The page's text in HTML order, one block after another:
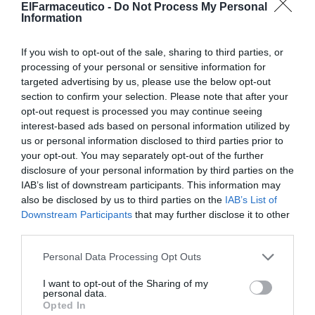
ElFarmaceutico - Do Not Process My Personal
Information
If you wish to opt-out of the sale, sharing to third parties, or
processing of your personal or sensitive information for
targeted advertising by us, please use the below opt-out
section to confirm your selection. Please note that after your
opt-out request is processed you may continue seeing
interest-based ads based on personal information utilized by
us or personal information disclosed to third parties prior to
your opt-out. You may separately opt-out of the further
disclosure of your personal information by third parties on the
IAB’s list of downstream participants. This information may
also be disclosed by us to third parties on the IAB’s List of
Downstream Participants that may further disclose it to other
Personal Data Processing Opt Outs
I want to opt-out of the Sharing of my
personal data.
Opted In
mismo desde Granada, Sevilla, Vitoria, Valencia y la
Complutense, no tiene tanta solera, ni está tan cerca
en la década de los sesenta del último siglo y es por
tanto una Universidad moderna. En los últimos años,
después de asentarse en el campus de Fisciano (donde
se encuentran todas las facultades de la Universidad, y
hasta el que tendrán que echar más de media hora para
llegar desde Salerno) como una de las opciones más
fuertes del sur, aunque lejos todavía de la Universidad
de Nápoles, ha iniciado un proceso de
internacionalización para mostrar susinnegables
modernidades. Su enorme campus les resultará lioso y
tendrán la sensación de hacer demasiadas piernas en un
primer golpe, pero moderno y funcional una vez que se
otras universidades italianas, aunque no todas lo hacen,
cursos gratuitos de italiano para los recién llegados. La